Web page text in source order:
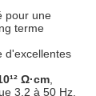
pour une
terme
d'excellentes
Ω·cm
3,2 à 50 Hz,